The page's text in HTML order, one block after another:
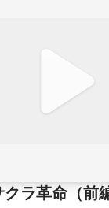
クラ革命（前